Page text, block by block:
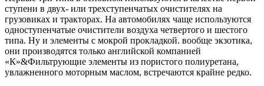
ступени в двух- или трехступенчатых очистителях на
грузовиках и тракторах. На автомобилях чаще используются
одноступенчатые очистители воздуха четвертого и шестого
типа. Ну и элементы с мокрой прокладкой. вообще экзотика,
они производятся только английской компанией
«К»&Фильтрующие элементы из пористого полиуретана,
увлажненного моторным маслом, встречаются крайне редко.